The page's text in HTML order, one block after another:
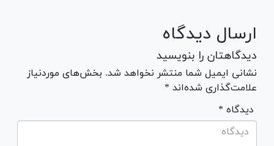
ارسال دیدگاه
دیدگاهتان را بنویسید
نشانی ایمیل شما منتشر نخواهد شد. بخش‌های موردنیاز
علامت‌گذاری شده‌اند *
* دیدگاه